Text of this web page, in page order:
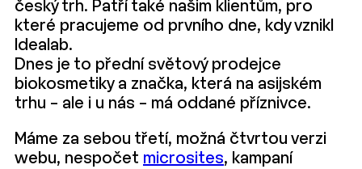
český trh. Patří také našim klientům, pro
které pracujeme od prvního dne, kdy vznikl
Idealab.
Dnes je to přední světový prodejce
biokosmetiky a značka, která na asijském
trhu – ale i u nás – má oddané příznivce.
Máme za sebou třetí, možná čtvrtou verzi
webu, nespočet microsites, kampaní